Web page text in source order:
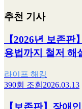
추천 기사
【2026년 보존
용법까지 철저 해
라이프 해킹
390회 조회 2026.03.13
【보존판】장애